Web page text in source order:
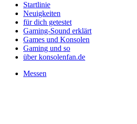
Startlinie
Neuigkeiten
für dich getestet
Gaming-Sound erklärt
Games und Konsolen
Gaming und so
über konsolenfan.de
Messen